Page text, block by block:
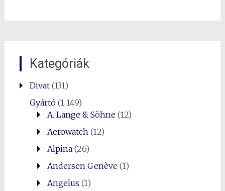
Kategóriák
Divat(131)
Gyártó(1 149)
A. Lange & Söhne(12)
Aerowatch (12)
Alpina(26)
Andersen Genève(1)
Angelus (1)